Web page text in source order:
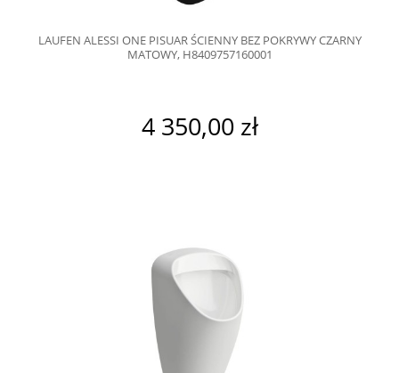
LAUFEN ALESSI ONE PISUAR ŚCIENNY BEZ POKRYWY CZARNY
MATOWY, H8409757160001
4 350,00 zł